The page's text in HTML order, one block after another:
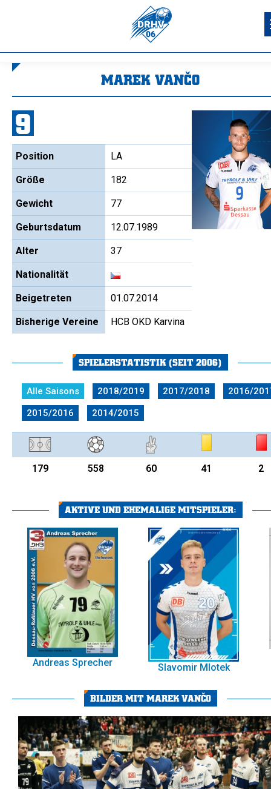
MAREK VANČO
9
Position LA
Größe 182
Gewicht 77
Geburtsdatum 12.07.1989
Alter 37
Nationalität
Beigetreten 01.07.2014
Bisherige Vereine HCB OKD Karvina
SPIELERSTATISTIK (SEIT 2006)
Alle Saisons 2018/2019 2017/2018
2016/
2015/2016
2014/2015
179 558 60 41 2
AKTIVE UND EHEMALIGE MITSPIELER:
Andreas Sprecher Slavomir Mlotek
BILDER MIT MAREK VANČO